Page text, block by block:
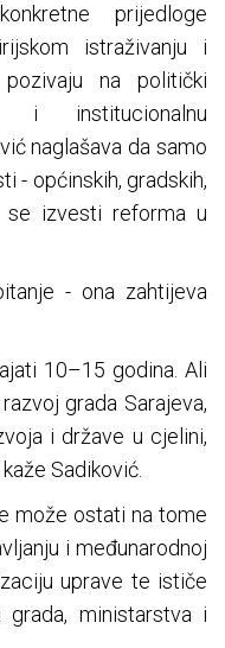
prijedloge
istraživanju i
na politički
i institucionalnu
naglašava da samo
- općinskih, gradskih,
se izvesti reforma u
- ona zahtijeva
10–15 godina. Ali
grada Sarajeva,
i države u cjelini,
Sadiković.
može ostati na tome
i međunarodnoj
uprave te ističe
ministarstva i